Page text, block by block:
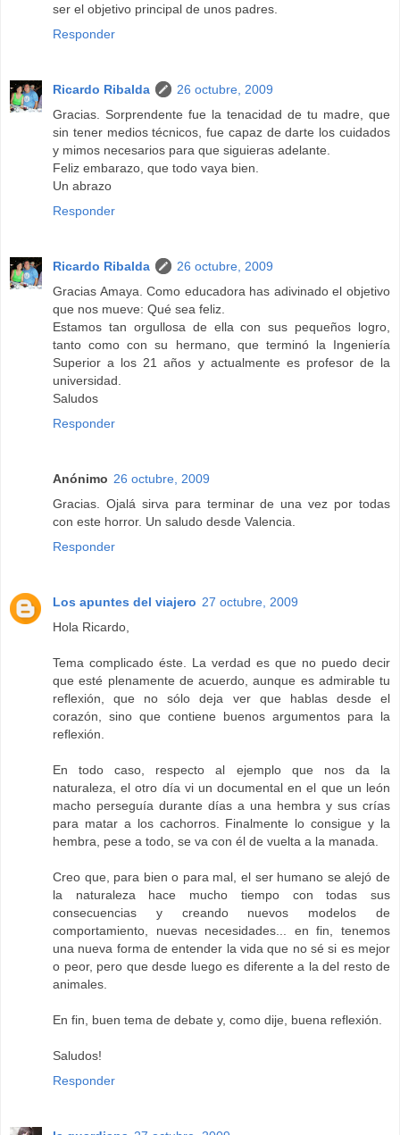
ser el objetivo principal de unos padres.
Responder
Ricardo Ribalda
26 octubre, 2009
Gracias. Sorprendente fue la tenacidad de tu madre, que
sin tener medios técnicos, fue capaz de darte los cuidados
y mimos necesarios para que siguieras adelante.
Feliz embarazo, que todo vaya bien.
Un abrazo
Responder
Ricardo Ribalda
26 octubre, 2009
Gracias Amaya. Como educadora has adivinado el objetivo
que nos mueve: Qué sea feliz.
Estamos tan orgullosa de ella con sus pequeños logro,
tanto como con su hermano, que terminó la Ingeniería
Superior a los 21 años y actualmente es profesor de la
universidad.
Saludos
Responder
Anónimo 26 octubre, 2009
Gracias. Ojalá sirva para terminar de una vez por todas
con este horror. Un saludo desde Valencia.
Responder
Los apuntes del viajero 27 octubre, 2009
Hola Ricardo,
Tema complicado éste. La verdad es que no puedo decir
que esté plenamente de acuerdo, aunque es admirable tu
reflexión, que no sólo deja ver que hablas desde el
corazón, sino que contiene buenos argumentos para la
reflexión.
En todo caso, respecto al ejemplo que nos da la
naturaleza, el otro día vi un documental en el que un león
macho perseguía durante días a una hembra y sus crías
para matar a los cachorros. Finalmente lo consigue y la
hembra, pese a todo, se va con él de vuelta a la manada.
Creo que, para bien o para mal, el ser humano se alejó de
la naturaleza hace mucho tiempo con todas sus
consecuencias y creando nuevos modelos de
comportamiento, nuevas necesidades... en fin, tenemos
una nueva forma de entender la vida que no sé si es mejor
o peor, pero que desde luego es diferente a la del resto de
animales.
En fin, buen tema de debate y, como dije, buena reflexión.
Saludos!
Responder